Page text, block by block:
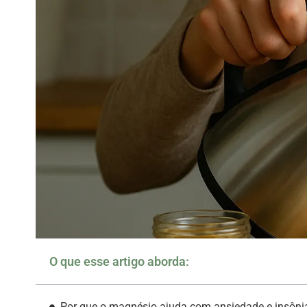
O que esse artigo aborda: